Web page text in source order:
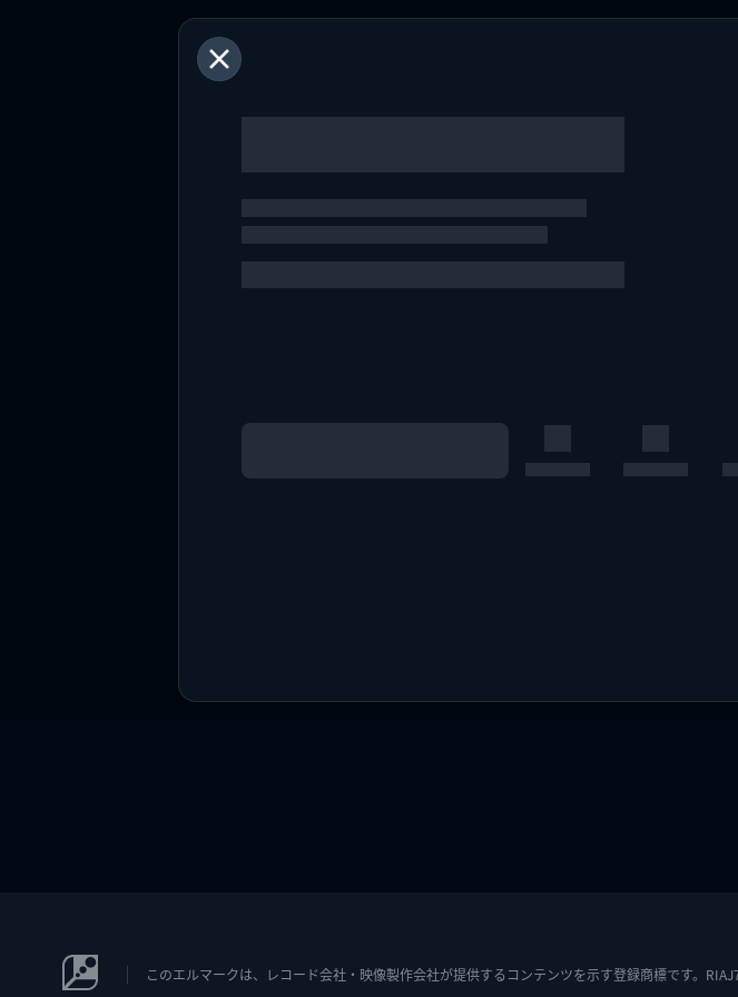
このエルマークは、レコード会社・映像製作会社が提供するコンテンツを示す登録商標です。